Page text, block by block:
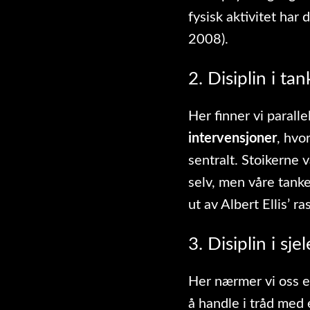
fysisk aktivitet har
2008).
2. Disiplin i
Her finner vi
intervensjoner,
sentralt. Stoikerne
selv, men våre
ut av Albert Ellis’
3. Disiplin i
Her nærmer vi oss
å handle i tråd med